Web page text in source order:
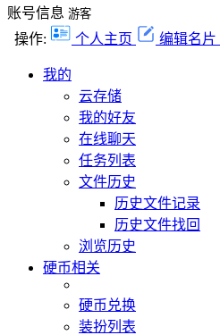
账号信息 游客
操作: 个人主页 编辑名片
我的
云存储
我的好友
在线聊天
任务列表
文件历史
历史文件记录
历史文件找回
浏览历史
硬币相关
硬币兑换
装扮列表